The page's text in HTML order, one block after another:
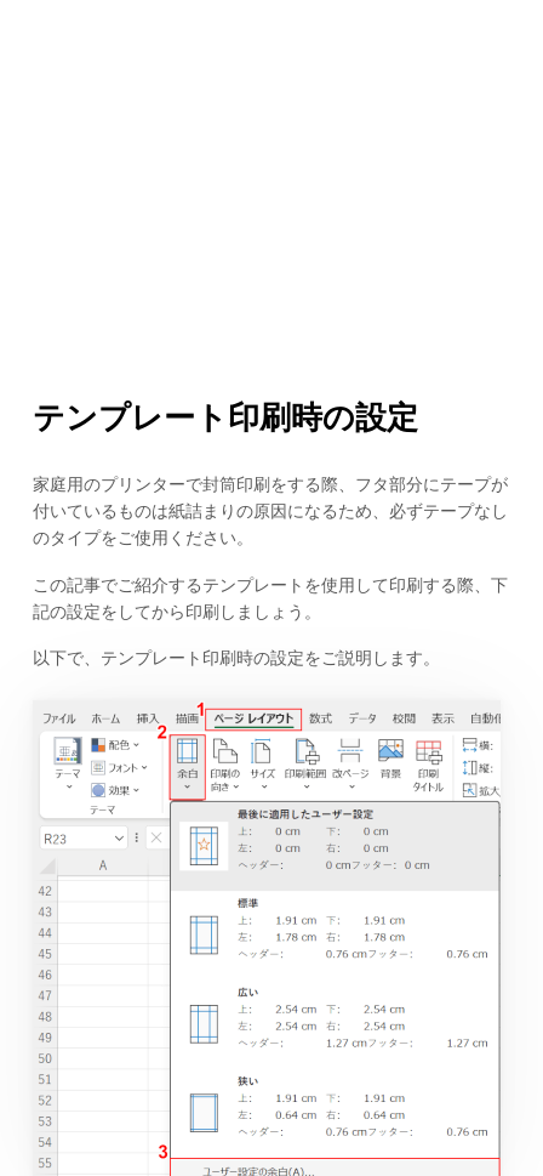
テンプレート印刷時の設定
家庭用のプリンターで封筒印刷をする際、フタ部分にテープが
付いているものは紙詰まりの原因になるため、必ずテープなし
のタイプをご使用ください。
この記事でご紹介するテンプレートを使用して印刷する際、下
記の設定をしてから印刷しましょう。
以下で、テンプレート印刷時の設定をご説明します。